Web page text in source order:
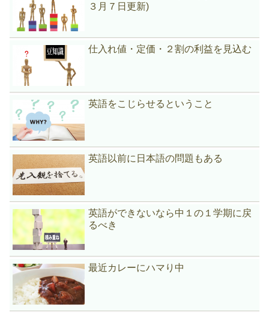
３月７日更新)
仕入れ値・定価・２割の利益を見込む
英語をこじらせるということ
英語以前に日本語の問題もある
英語ができないなら中１の１学期に戻
るべき
最近カレーにハマり中